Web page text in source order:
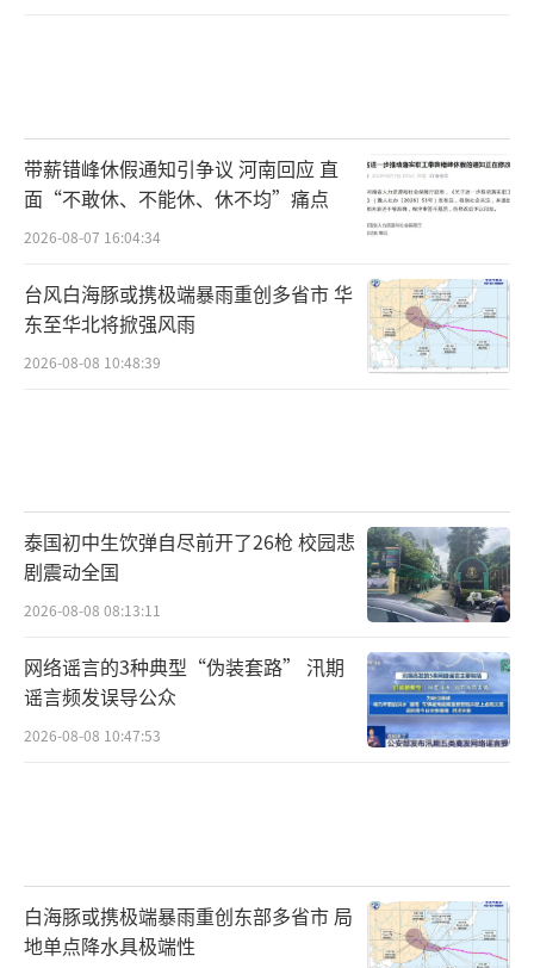
带薪错峰休假通知引争议 河南回应 直
面“不敢休、不能休、休不均”痛点
2026-08-07 16:04:34
台风白海豚或携极端暴雨重创多省市 华
东至华北将掀强风雨
2026-08-08 10:48:39
泰国初中生饮弹自尽前开了26枪 校园悲
剧震动全国
2026-08-08 08:13:11
网络谣言的3种典型“伪装套路” 汛期
谣言频发误导公众
2026-08-08 10:47:53
白海豚或携极端暴雨重创东部多省市 局
地单点降水具极端性